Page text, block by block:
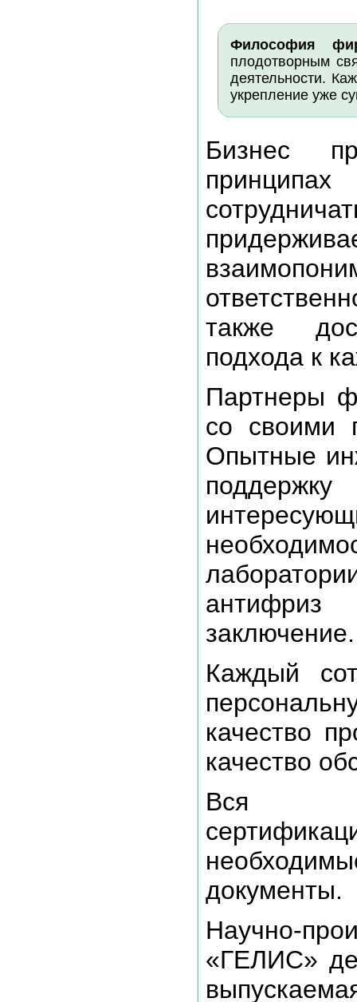
Философия
плодотворным
деятельности.
укрепление уже
Бизнес
также
подхода к
Партнеры
со своими
Опытные
заключение.
Каждый
качество
качество
Вся
документы.
Научно-
«ГЕЛИС»